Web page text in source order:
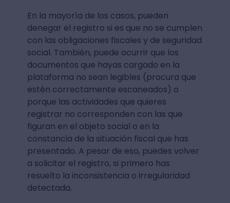
En la mayoría de los casos, pueden
denegar el registro si es que no se cumplen
con las obligaciones fiscales y de seguridad
social. También, puede ocurrir que los
documentos que hayas cargado en la
plataforma no sean legibles (procura que
estén correctamente escaneados) o
porque las actividades que quieres
registrar no corresponden con las que
figuran en el objeto social o en la
constancia de la situación fiscal que has
presentado. A pesar de eso, puedes volver
a solicitar el registro, si primero has
resuelto la inconsistencia o irregularidad
detectada.